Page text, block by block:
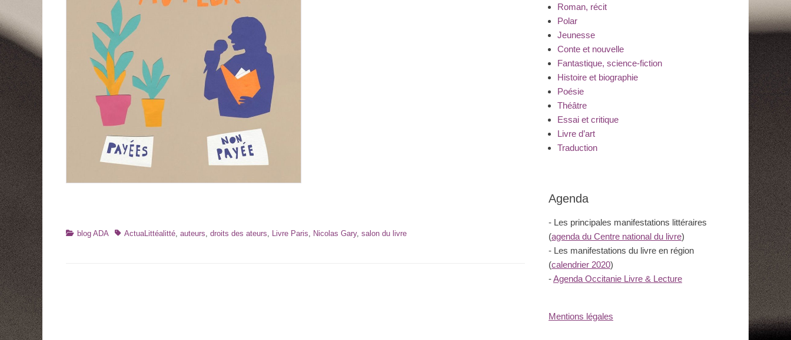
Catégories
blog ADA TagsActuaLittéalitté, auteurs, droits des ateurs, Livre Paris, Nicolas Gary, salon du livre
Roman, récit
Polar
Jeunesse
Conte et nouvelle
Fantastique, science-fiction
Histoire et biographie
Poésie
Théâtre
Essai et critique
Livre d’art
Traduction
Agenda
- Les principales manifestations littéraires
(agenda du Centre national du livre)
- Les manifestations du livre en région
(calendrier 2020)
-Agenda Occitanie Livre & Lecture
Mentions légales